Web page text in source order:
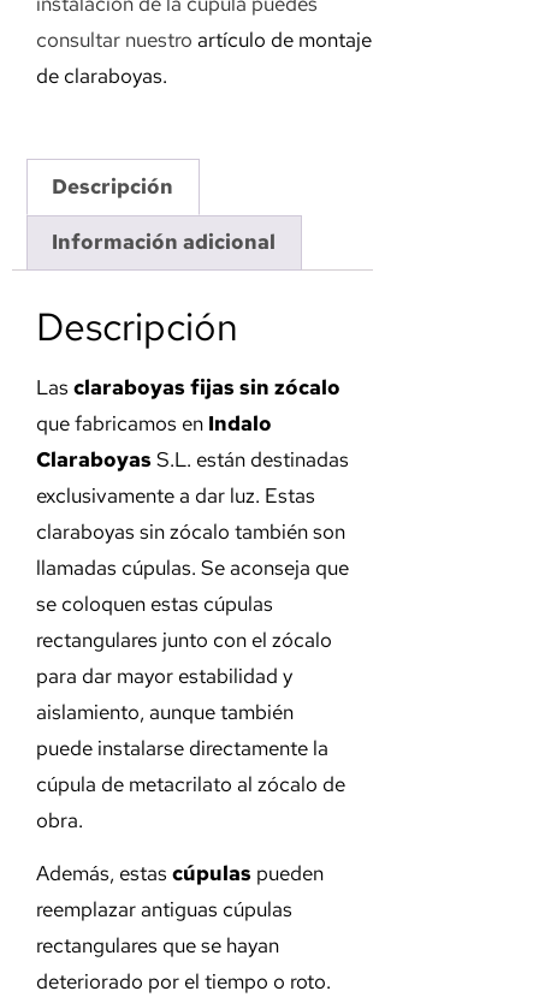
consultar nuestro artículo de montaje
de claraboyas.
Descripción
Información adicional
Descripción
Las claraboyas fijas sin zócalo
que fabricamos en Indalo
ClaraboyasS.L. están destinadas
exclusivamente a dar luz. Estas
claraboyas sin zócalo también son
llamadas cúpulas. Se aconseja que
se coloquen estas cúpulas
rectangulares junto con el zócalo
para dar mayor estabilidad y
aislamiento, aunque también
puede instalarse directamente la
cúpula de metacrilato al zócalo de
obra.
Además, estas cúpulas pueden
reemplazar antiguas cúpulas
rectangulares que se hayan
deteriorado por el tiempo o roto.